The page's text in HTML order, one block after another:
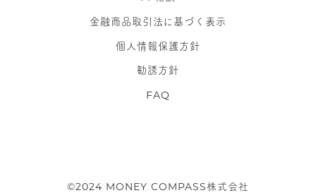
金融商品取引法に基づく表示
個人情報保護方針
勧誘方針
FAQ
©︎2024 MONEY COMPASS株式会社